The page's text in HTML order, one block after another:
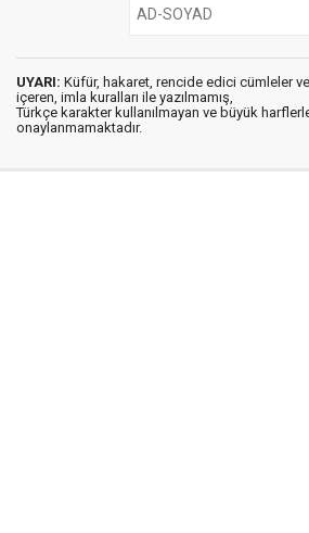
UYARI: Küfür, hakaret, rencide edici cümleler
içeren, imla kuralları ile yazılmamış,
Türkçe karakter kullanılmayan ve büyük
onaylanmamaktadır.